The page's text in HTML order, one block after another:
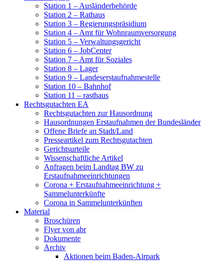
Station 1 – Ausländerbehörde
Station 2 – Rathaus
Station 3 – Regierungspräsidium
Station 4 – Amt für Wohnraumversorgung
Station 5 – Verwaltungsgericht
Station 6 – JobCenter
Station 7 – Amt für Soziales
Station 8 – Lager
Station 9 – Landeserstaufnahmestelle
Station 10 – Bahnhof
Station 11 – rasthaus
Rechtsgutachten EA
Rechtsgutachten zur Hausordnung
Hausordnungen Erstaufnahmen der Bundesländer
Offene Briefe an Stadt/Land
Presseartikel zum Rechtsgutachten
Gerichtsurteile
Wissenschaftliche Artikel
Anfragen beim Landtag BW zu
Erstaufnahmeeinrichtungen
Corona + Erstaufnahmeeinrichtung +
Sammelunterkünfte
Corona in Sammelunterkünften
Material
Broschüren
Flyer von abr
Dokumente
Archiv
Aktionen beim Baden-Airpark